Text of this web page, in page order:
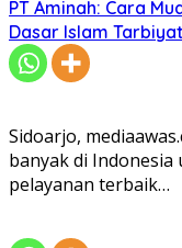
PT Aminah: Cara
Dasar Islam
Sidoarjo,
banyak di
pelayanan terbaik…